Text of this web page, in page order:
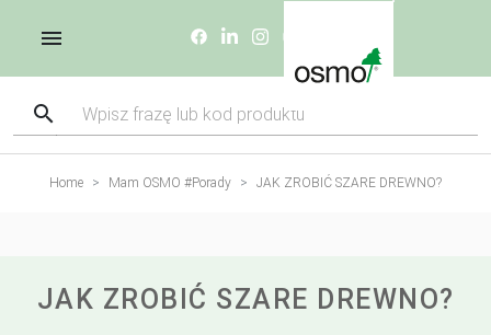
Home Mam OSMO #Porady JAK ZROBIĆ SZARE DREWNO?
JAK ZROBIĆ SZARE DREWNO?